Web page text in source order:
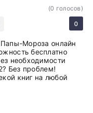
(0 голосов)
0
Мороза онлайн
бесплатно
необходимости
Без проблем!
книг на любой